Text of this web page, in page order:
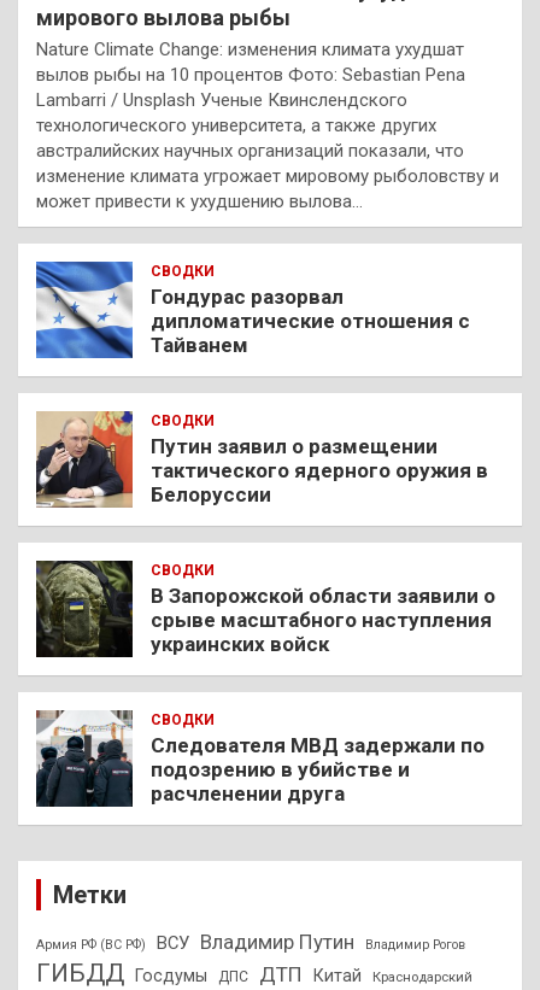
мирового вылова рыбы
Nature Climate Change: изменения климата ухудшат
вылов рыбы на 10 процентов Фото: Sebastian Pena
Lambarri / Unsplash Ученые Квинслендского
технологического университета, а также других
австралийских научных организаций показали, что
изменение климата угрожает мировому рыболовству и
может привести к ухудшению вылова…
СВОДКИ
Гондурас разорвал
дипломатические отношения с
Тайванем
СВОДКИ
Путин заявил о размещении
тактического ядерного оружия в
Белоруссии
СВОДКИ
В Запорожской области заявили о
срыве масштабного наступления
украинских войск
СВОДКИ
Следователя МВД задержали по
подозрению в убийстве и
расчленении друга
Метки
Армия РФ (ВС РФ) ВСУ Владимир Путин Владимир Рогов
ГИБДД Госдумы ДПС ДТП Китай Краснодарский